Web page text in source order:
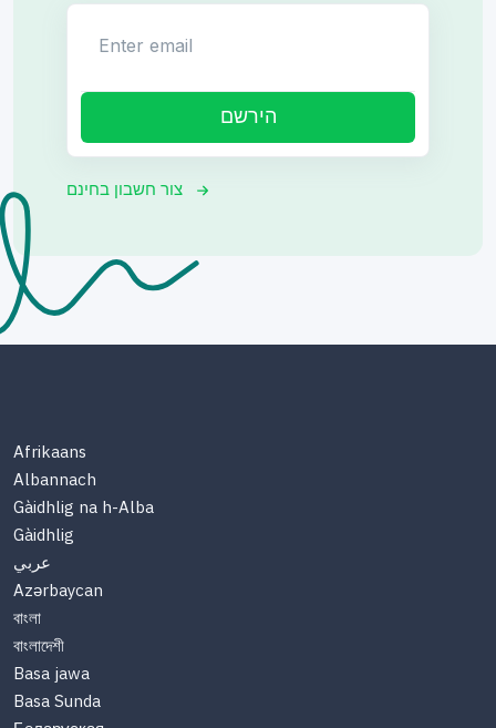
הירשם
צור חשבון בחינם
Afrikaans
Albannach
Gàidhlig na h-Alba
Gàidhlig
عربي
Azərbaycan
বাংলা
বাংলাদেশী
Basa jawa
Basa Sunda